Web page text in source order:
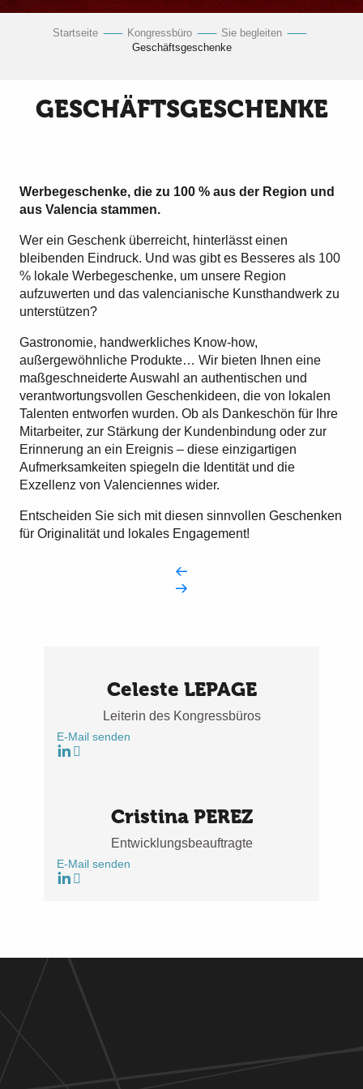
Startseite Kongressbüro
Sie begleiten
Geschäftsgeschenke
GESCHÄFTSGESCHENKE
Werbegeschenke, die zu 100 % aus der Region und
aus Valencia stammen.
Wer ein Geschenk überreicht, hinterlässt einen
bleibenden Eindruck. Und was gibt es Besseres als 100
% lokale Werbegeschenke, um unsere Region
aufzuwerten und das valencianische Kunsthandwerk zu
unterstützen?
Gastronomie, handwerkliches Know-how,
außergewöhnliche Produkte… Wir bieten Ihnen eine
maßgeschneiderte Auswahl an authentischen und
verantwortungsvollen Geschenkideen, die von lokalen
Talenten entworfen wurden. Ob als Dankeschön für Ihre
Mitarbeiter, zur Stärkung der Kundenbindung oder zur
Erinnerung an ein Ereignis – diese einzigartigen
Aufmerksamkeiten spiegeln die Identität und die
Exzellenz von Valenciennes wider.
Entscheiden Sie sich mit diesen sinnvollen Geschenken
für Originalität und lokales Engagement!
Celeste LEPAGE
Leiterin des Kongressbüros
E-Mail senden
Cristina PEREZ
Entwicklungsbeauftragte
E-Mail senden